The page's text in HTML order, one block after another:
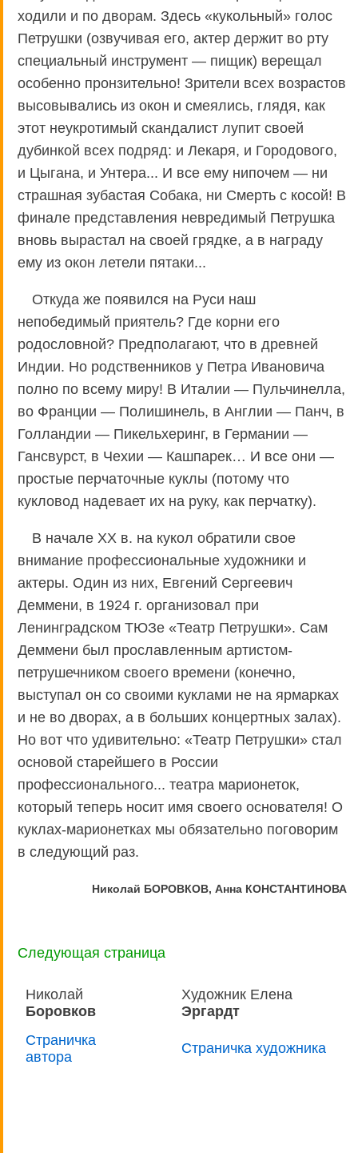
ходили и по дворам. Здесь «кукольный» голос
Петрушки (озвучивая его, актер держит во рту
специальный инструмент — пищик) верещал
особенно пронзительно! Зрители всех возрастов
высовывались из окон и смеялись, глядя, как
этот неукротимый скандалист лупит своей
дубинкой всех подряд: и Лекаря, и Городового,
и Цыгана, и Унтера... И все ему нипочем — ни
страшная зубастая Собака, ни Смерть с косой! В
финале представления невредимый Петрушка
вновь вырастал на своей грядке, а в награду
ему из окон летели пятаки...
Откуда же появился на Руси наш
непобедимый приятель? Где корни его
родословной? Предполагают, что в древней
Индии. Но родственников у Петра Ивановича
полно по всему миру! В Италии — Пульчинелла,
во Франции — Полишинель, в Англии — Панч, в
Голландии — Пикельхеринг, в Германии —
Гансвурст, в Чехии — Кашпарек… И все они —
простые перчаточные куклы (потому что
кукловод надевает их на руку, как перчатку).
В начале XX в. на кукол обратили свое
внимание профессиональные художники и
актеры. Один из них, Евгений Сергеевич
Деммени, в 1924 г. организовал при
Ленинградском ТЮЗе «Театр Петрушки». Сам
Деммени был прославленным артистом-
петрушечником своего времени (конечно,
выступал он со своими куклами не на ярмарках
и не во дворах, а в больших концертных залах).
Но вот что удивительно: «Театр Петрушки» стал
основой старейшего в России
профессионального... театра марионеток,
который теперь носит имя своего основателя! О
куклах-марионетках мы обязательно поговорим
в следующий раз.
Николай БОРОВКОВ, Анна КОНСТАНТИНОВА
Следующая страница
Николай
Боровков
Художник Елена
Эргардт
Страничка
автора
Страничка художника